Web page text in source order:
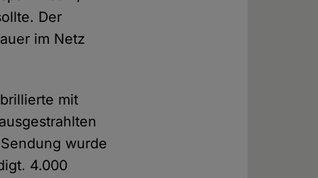
Der
im Netz
mit
wurde
4.000